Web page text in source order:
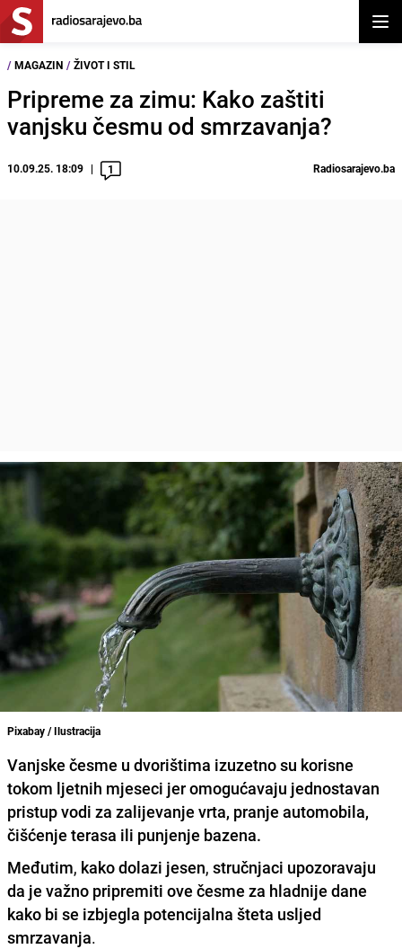
/ MAGAZIN / ŽIVOT I STIL
Pripreme za zimu: Kako zaštiti
vanjsku česmu od smrzavanja?
10.09.25. 18:09 1 Radiosarajevo.ba
Pixabay / Ilustracija
Vanjske česme u dvorištima izuzetno su korisne
tokom ljetnih mjeseci jer omogućavaju jednostavan
pristup vodi za zalijevanje vrta, pranje automobila,
čišćenje terasa ili punjenje bazena.
Međutim, kako dolazi jesen, stručnjaci upozoravaju
da je važno pripremiti ove česme za hladnije dane
kako bi se izbjegla potencijalna šteta usljed
smrzavanja.